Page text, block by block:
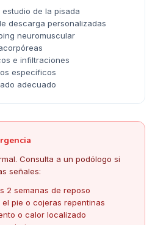
de la pisada
descarga personalizadas
neuromuscular
e infiltraciones
específicos
adecuado
Consulta a un podólogo si
señales:
2 semanas de reposo
pie o cojeras repentinas
o calor localizado